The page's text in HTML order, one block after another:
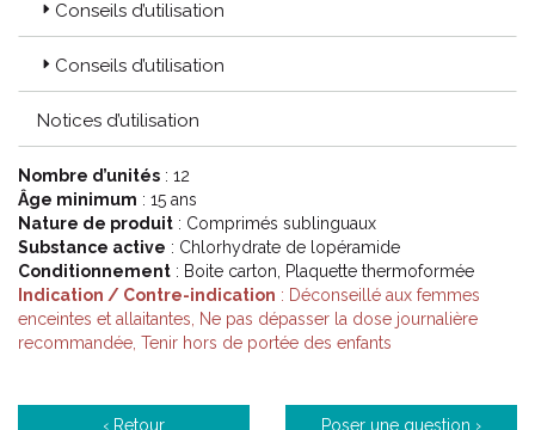
Conseils d’utilisation
Conseils d’utilisation
Notices d’utilisation
Nombre d’unités : 12
Âge minimum : 15 ans
Nature de produit : Comprimés sublinguaux
Substance active : Chlorhydrate de lopéramide
Conditionnement : Boite carton, Plaquette thermoformée
Indication / Contre-indication : Déconseillé aux femmes
enceintes et allaitantes, Ne pas dépasser la dose journalière
recommandée, Tenir hors de portée des enfants
‹ Retour Poser une question ›